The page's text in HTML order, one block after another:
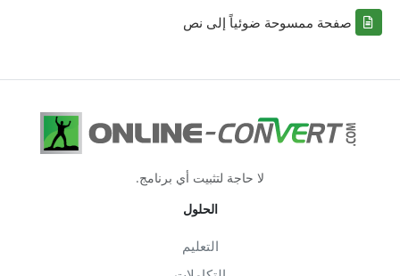
صفحة ممسوحة ضوئياً إلى نص
لا حاجة لتثبيت أي برنامج.
الحلول
التعليم